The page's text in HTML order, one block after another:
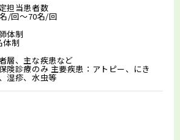
担当患者数
/回～70名/回
体制
体制
層、主な疾患など
険診療のみ 主要疾患：アトピー、にき
湿疹、水虫等